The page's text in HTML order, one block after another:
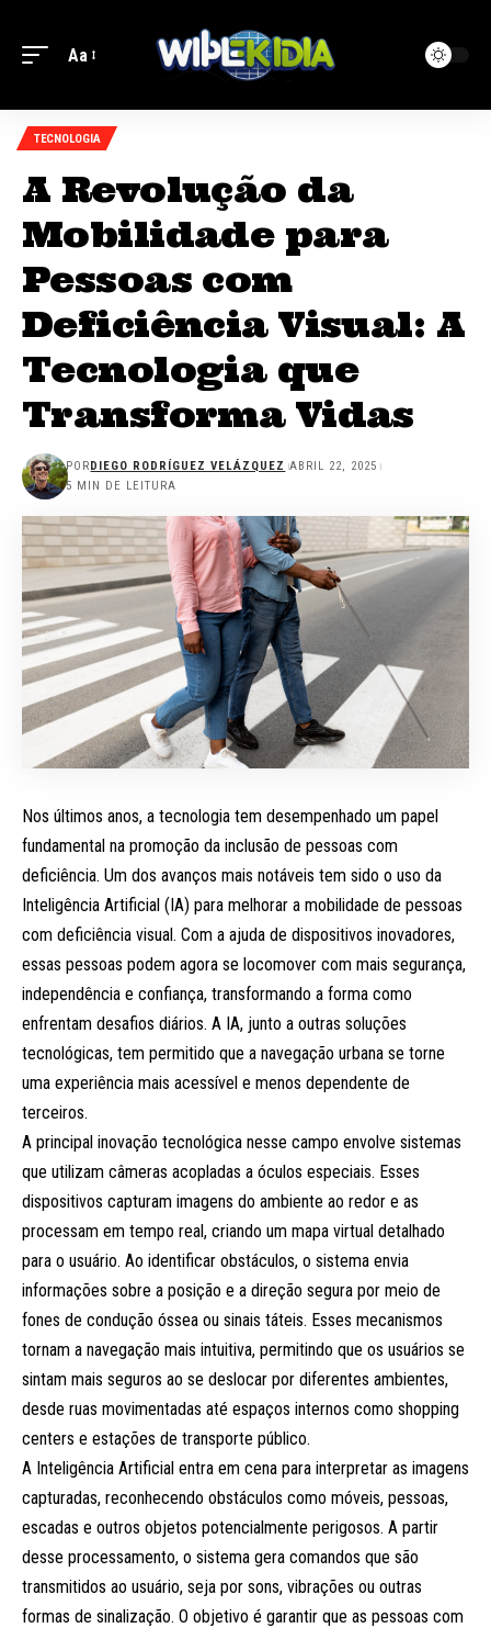
Aa
TECNOLOGIA
A Revolução da
Mobilidade para
Pessoas com
Deficiência Visual: A
Tecnologia que
Transforma Vidas
PORDIEGO RODRÍGUEZ VELÁZQUEZ ABRIL 22, 2025
5 MIN DE LEITURA
Nos últimos anos, a tecnologia tem desempenhado um papel
fundamental na promoção da inclusão de pessoas com
deficiência. Um dos avanços mais notáveis tem sido o uso da
Inteligência Artificial (IA) para melhorar a mobilidade de pessoas
com deficiência visual. Com a ajuda de dispositivos inovadores,
essas pessoas podem agora se locomover com mais segurança,
independência e confiança, transformando a forma como
enfrentam desafios diários. A IA, junto a outras soluções
tecnológicas, tem permitido que a navegação urbana se torne
uma experiência mais acessível e menos dependente de
terceiros.
A principal inovação tecnológica nesse campo envolve sistemas
que utilizam câmeras acopladas a óculos especiais. Esses
dispositivos capturam imagens do ambiente ao redor e as
processam em tempo real, criando um mapa virtual detalhado
para o usuário. Ao identificar obstáculos, o sistema envia
informações sobre a posição e a direção segura por meio de
fones de condução óssea ou sinais táteis. Esses mecanismos
tornam a navegação mais intuitiva, permitindo que os usuários se
sintam mais seguros ao se deslocar por diferentes ambientes,
desde ruas movimentadas até espaços internos como shopping
centers e estações de transporte público.
A Inteligência Artificial entra em cena para interpretar as imagens
capturadas, reconhecendo obstáculos como móveis, pessoas,
escadas e outros objetos potencialmente perigosos. A partir
desse processamento, o sistema gera comandos que são
transmitidos ao usuário, seja por sons, vibrações ou outras
formas de sinalização. O objetivo é garantir que as pessoas com